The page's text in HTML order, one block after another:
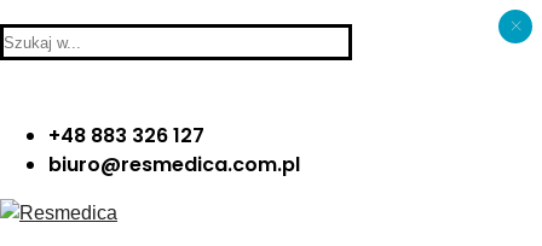
Skip
to
Menu
Close
Search
+48 883 326 127
biuro@resmedica.com.pl
×